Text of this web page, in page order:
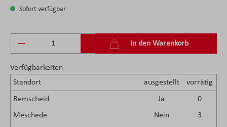
Sofort verfügbar
Produkt Anzahl: Gib den gewünschten Wert
In den Warenkorb
Verfügbarkeiten
Standort
ausgestellt vorrätig
Remscheid Ja
0
Meschede
Nein
3